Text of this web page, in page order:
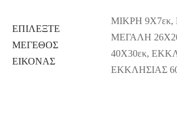
ΕΠΙΛΕΞΤΕ
ΜΕΓΕΘΟΣ
ΕΙΚΟΝΑΣ
ΜΙΚΡΗ 9Χ7εκ,
ΜΕΓΑΛΗ
40Χ30εκ,
ΕΚΚΛΗΣΙΑΣ